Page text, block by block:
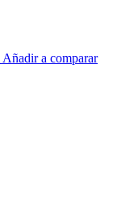
Añadir a comparar